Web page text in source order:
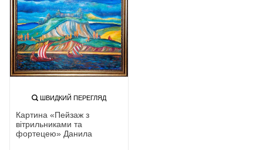
ШВИДКИЙ ПЕРЕГЛЯД
Картина «Пейзаж з
вітрильниками та
фортецею» Данила